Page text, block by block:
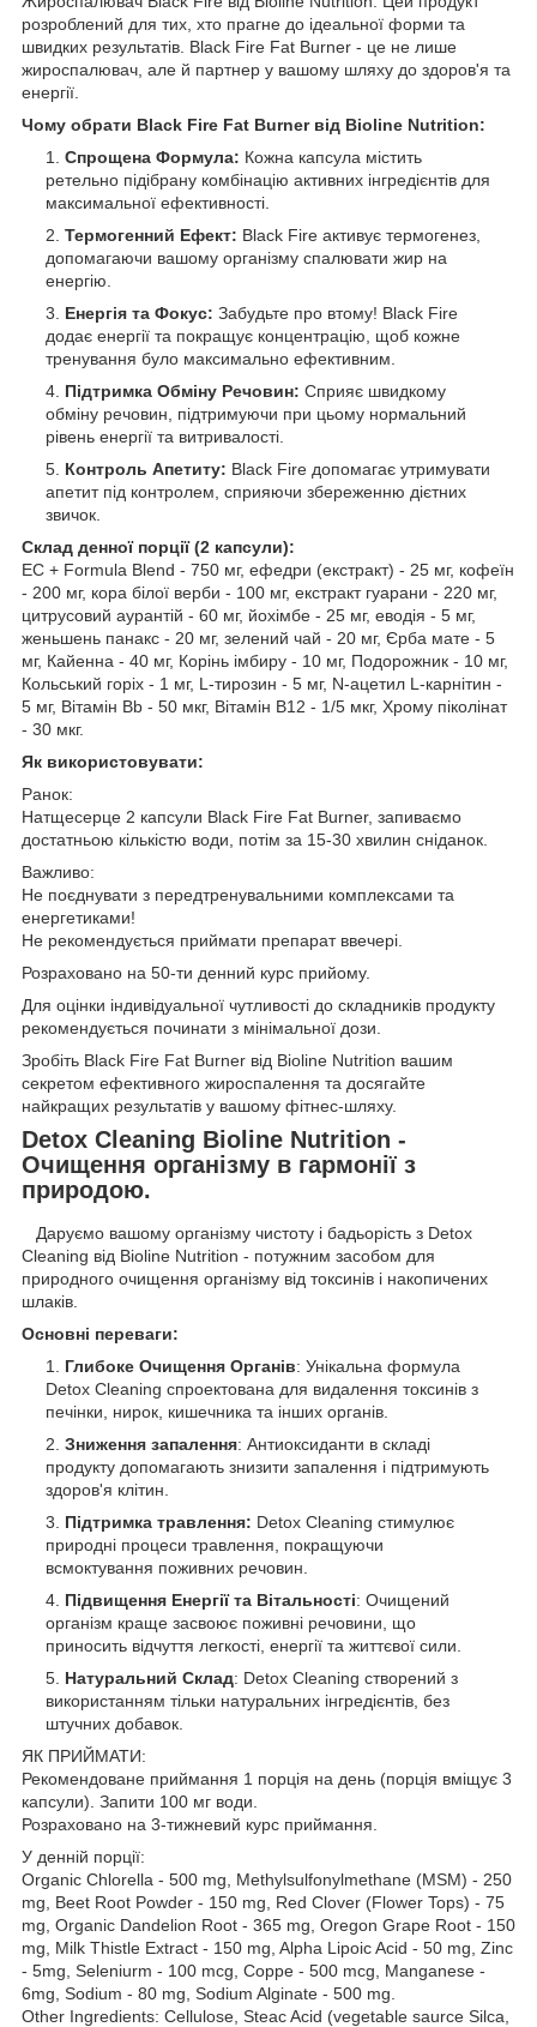
розроблений для тих, хто прагне до ідеальної форми та
швидких результатів. Black Fire Fat Burner - це не лише
жироспалювач, але й партнер у вашому шляху до здоров'я та
енергії.
Чому обрати Black Fire Fat Burner від Bioline Nutrition:
Спрощена Формула: Кожна капсула містить
ретельно підібрану комбінацію активних інгредієнтів для
максимальної ефективності.
Термогенний Ефект: Black Fire активує термогенез,
допомагаючи вашому організму спалювати жир на
енергію.
Енергія та Фокус: Забудьте про втому! Black Fire
додає енергії та покращує концентрацію, щоб кожне
тренування було максимально ефективним.
Підтримка Обміну Речовин: Сприяє швидкому
обміну речовин, підтримуючи при цьому нормальний
рівень енергії та витривалості.
Контроль Апетиту: Black Fire допомагає утримувати
апетит під контролем, сприяючи збереженню дієтних
звичок.
Склад денної порції (2 капсули):
EC + Formula Blend - 750 мг, ефедри (екстракт) - 25 мг, кофеїн
- 200 мг, кора білої верби - 100 мг, екстракт гуарани - 220 мг,
цитрусовий аурантій - 60 мг, йохімбе - 25 мг, еводія - 5 мг,
женьшень панакс - 20 мг, зелений чай - 20 мг, Єрба мате - 5
мг, Кайенна - 40 мг, Корінь імбиру - 10 мг, Подорожник - 10 мг,
Кольський горіх - 1 мг, L-тирозин - 5 мг, N-ацетил L-карнітин -
5 мг, Вітамін Bb - 50 мкг, Вітамін B12 - 1/5 мкг, Хрому піколінат
- 30 мкг.
Як використовувати:
Ранок:
Натщесерце 2 капсули Black Fire Fat Burner, запиваємо
достатньою кількістю води, потім за 15-30 хвилин сніданок.
Важливо:
Не поєднувати з передтренувальними комплексами та
енергетиками!
Не рекомендується приймати препарат ввечері.
Розраховано на 50-ти денний курс прийому.
Для оцінки індивідуальної чутливості до складників продукту
рекомендується починати з мінімальної дози.
Зробіть Black Fire Fat Burner від Bioline Nutrition вашим
секретом ефективного жироспалення та досягайте
найкращих результатів у вашому фітнес-шляху.
Detox Cleaning Bioline Nutrition -
Очищення організму в гармонії з
природою.
Даруємо вашому організму чистоту і бадьорість з Detox
Cleaning від Bioline Nutrition - потужним засобом для
природного очищення організму від токсинів і накопичених
шлаків.
Основні переваги:
Глибоке Очищення Органів: Унікальна формула
Detox Cleaning спроектована для видалення токсинів з
печінки, нирок, кишечника та інших органів.
Зниження запалення: Антиоксиданти в складі
продукту допомагають знизити запалення і підтримують
здоров'я клітин.
Підтримка травлення: Detox Cleaning стимулює
природні процеси травлення, покращуючи
всмоктування поживних речовин.
Підвищення Енергії та Вітальності: Очищений
організм краще засвоює поживні речовини, що
приносить відчуття легкості, енергії та життєвої сили.
Натуральний Склад: Detox Cleaning створений з
використанням тільки натуральних інгредієнтів, без
штучних добавок.
ЯК ПРИЙМАТИ:
Рекомендоване приймання 1 порція на день (порція вміщує 3
капсули). Запити 100 мг води.
Розраховано на 3-тижневий курс приймання.
У денній порції:
Organic Chlorella - 500 mg, Methylsulfonylmethane (MSM) - 250
mg, Beet Root Powder - 150 mg, Red Clover (Flower Tops) - 75
mg, Organic Dandelion Root - 365 mg, Oregon Grape Root - 150
mg, Milk Thistle Extract - 150 mg, Alpha Lipoic Acid - 50 mg, Zinc
- 5mg, Seleniurm - 100 mcg, Coppe - 500 mcg, Manganese -
6mg, Sodium - 80 mg, Sodium Alginate - 500 mg.
Other Ingredients: Cellulose, Steac Acid (vegetable saurce Silca,